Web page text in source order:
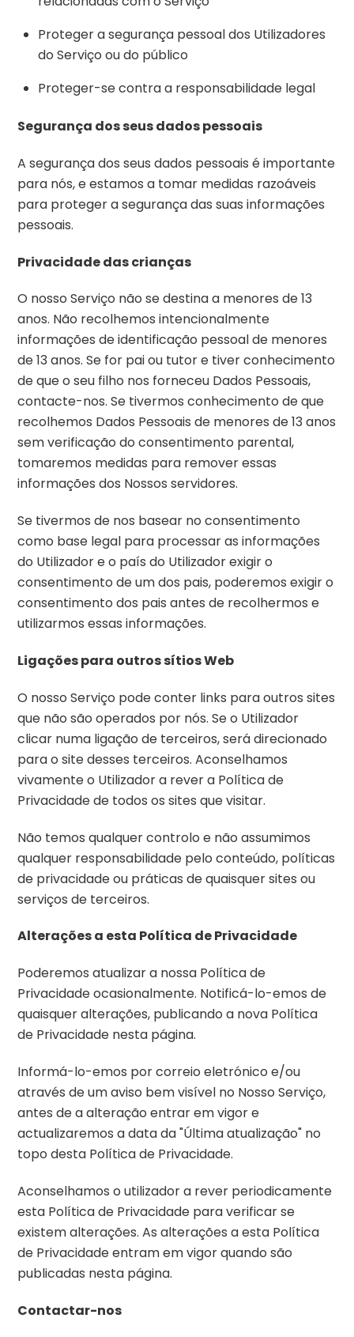
Proteger a segurança pessoal dos Utilizadores
do Serviço ou do público
Proteger-se contra a responsabilidade legal
Segurança dos seus dados pessoais
A segurança dos seus dados pessoais é importante
para nós, e estamos a tomar medidas razoáveis
para proteger a segurança das suas informações
pessoais.
Privacidade das crianças
O nosso Serviço não se destina a menores de 13
anos. Não recolhemos intencionalmente
informações de identificação pessoal de menores
de 13 anos. Se for pai ou tutor e tiver conhecimento
de que o seu filho nos forneceu Dados Pessoais,
contacte-nos. Se tivermos conhecimento de que
recolhemos Dados Pessoais de menores de 13 anos
sem verificação do consentimento parental,
tomaremos medidas para remover essas
informações dos Nossos servidores.
Se tivermos de nos basear no consentimento
como base legal para processar as informações
do Utilizador e o país do Utilizador exigir o
consentimento de um dos pais, poderemos exigir o
consentimento dos pais antes de recolhermos e
utilizarmos essas informações.
Ligações para outros sítios Web
O nosso Serviço pode conter links para outros sites
que não são operados por nós. Se o Utilizador
clicar numa ligação de terceiros, será direcionado
para o site desses terceiros. Aconselhamos
vivamente o Utilizador a rever a Política de
Privacidade de todos os sites que visitar.
Não temos qualquer controlo e não assumimos
qualquer responsabilidade pelo conteúdo, políticas
de privacidade ou práticas de quaisquer sites ou
serviços de terceiros.
Alterações a esta Política de Privacidade
Poderemos atualizar a nossa Política de
Privacidade ocasionalmente. Notificá-lo-emos de
quaisquer alterações, publicando a nova Política
de Privacidade nesta página.
Informá-lo-emos por correio eletrónico e/ou
através de um aviso bem visível no Nosso Serviço,
antes de a alteração entrar em vigor e
actualizaremos a data da "Última atualização" no
topo desta Política de Privacidade.
Aconselhamos o utilizador a rever periodicamente
esta Política de Privacidade para verificar se
existem alterações. As alterações a esta Política
de Privacidade entram em vigor quando são
publicadas nesta página.
Contactar-nos